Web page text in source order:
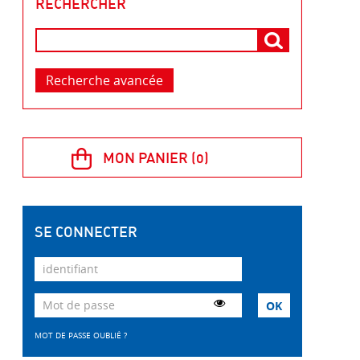
Recherche avancée
SE CONNECTER
MOT DE PASSE OUBLIÉ ?